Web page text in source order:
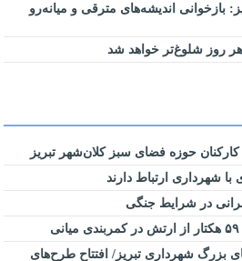
بازخوانی اندیشه‌های مترقی و میانه‌رو
روز شلوغ‌تر خواهد شد
کارکنان حوزه فضای سبز کلان‌شهر تبریز
بزرگ شهرداری تبریز/ افتتاح طرح‌های